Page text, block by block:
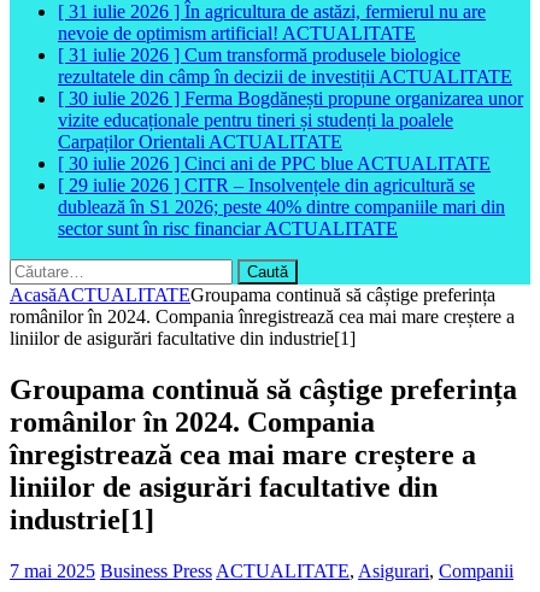
[ 31 iulie 2026 ] În agricultura de astăzi, fermierul nu are
nevoie de optimism artificial! ACTUALITATE
[ 31 iulie 2026 ] Cum transformă produsele biologice
rezultatele din câmp în decizii de investiții ACTUALITATE
[ 30 iulie 2026 ] Ferma Bogdănești propune organizarea unor
vizite educaționale pentru tineri și studenți la poalele
Carpaților Orientali ACTUALITATE
[ 30 iulie 2026 ] Cinci ani de PPC blue ACTUALITATE
[ 29 iulie 2026 ] CITR – Insolvențele din agricultură se
dublează în S1 2026; peste 40% dintre companiile mari din
sector sunt în risc financiarACTUALITATE
Caută
după:
AcasăACTUALITATEGroupama continuă să câștige preferința
românilor în 2024. Compania înregistrează cea mai mare creștere a
liniilor de asigurări facultative din industrie[1]
Groupama continuă să câștige preferința
românilor în 2024. Compania
înregistrează cea mai mare creștere a
liniilor de asigurări facultative din
industrie[1]
7 mai 2025 Business Press ACTUALITATE, Asigurari, Companii